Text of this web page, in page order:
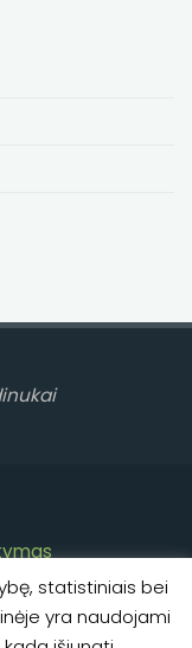
statistiniais bei
yra naudojami